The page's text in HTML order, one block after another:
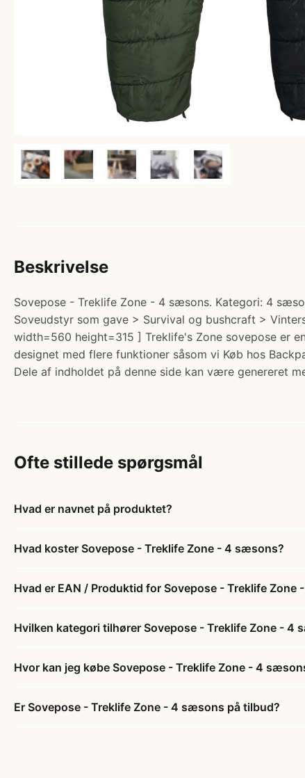
Beskrivelse
Sovepose - Treklife Zone - 4 sæsons. Kategori: 4
Soveudstyr som gave > Survival og bushcraft >
width=560 height=315 ] Treklife's Zone sovepose er
designet med flere funktioner såsom vi Køb hos
Dele af indholdet på denne side kan være genereret
Ofte stillede spørgsmål
Hvad er navnet på produktet?
Hvad koster Sovepose - Treklife Zone - 4 sæsons?
Hvad er EAN / Produktid for Sovepose - Treklife Zone
Hvilken kategori tilhører Sovepose - Treklife Zone - 4
Hvor kan jeg købe Sovepose - Treklife Zone - 4
Er Sovepose - Treklife Zone - 4 sæsons på tilbud?